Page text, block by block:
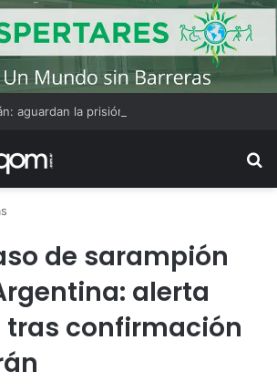
de sarampión
alerta
confirmación